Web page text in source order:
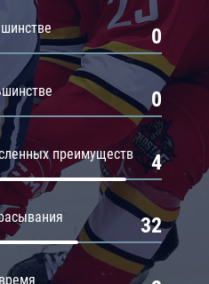
0
0
преимуществ 4
32